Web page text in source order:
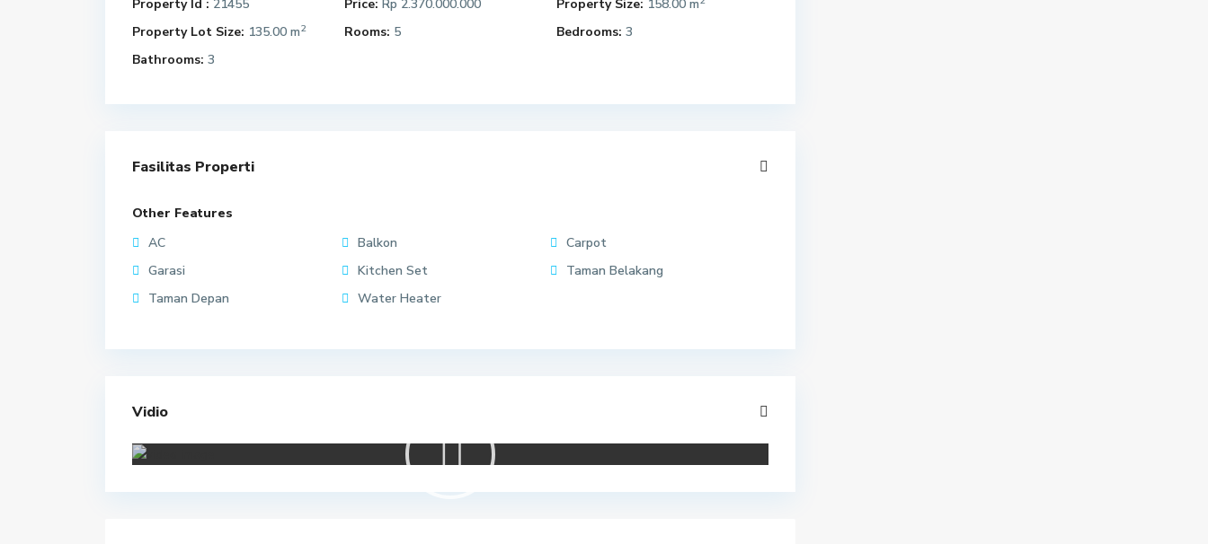
Property Id : 21455 Price: Rp 2.370.000.000 Property Size: 158.00 m
Property Lot Size: 135.00 m2 Rooms: 5 Bedrooms: 3
Bathrooms: 3
Fasilitas Properti
Other Features
AC
Balkon
Carpot
Garasi
Kitchen Set
Taman Belakang
Taman Depan
Water Heater
Vidio